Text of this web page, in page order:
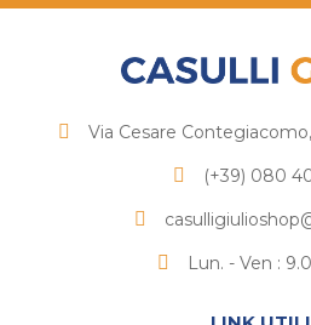
Via Cesare
(+39) 080
Lun. - Ven :